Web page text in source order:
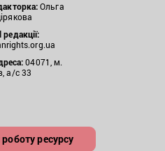
Ольга
04071, м.
а/с 33
ресурсу